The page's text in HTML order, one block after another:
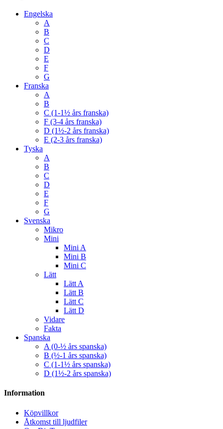
Engelska
A
B
C
D
E
F
G
Franska
A
B
C (1-1½ års franska)
F (3-4 års franska)
D (1½-2 års franska)
E (2-3 års franska)
Tyska
A
B
C
D
E
F
G
Svenska
Mikro
Mini
Mini A
Mini B
Mini C
Lätt
Lätt A
Lätt B
Lätt C
Lätt D
Vidare
Fakta
Spanska
A (0-½ års spanska)
B (½-1 års spanska)
C (1-1½ års spanska)
D (1½-2 års spanska)
Information
Köpvillkor
Åtkomst till ljudfiler